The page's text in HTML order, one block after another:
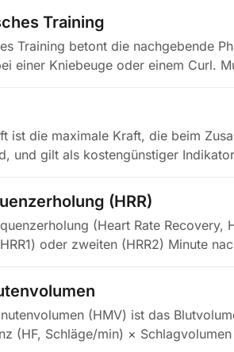
Training
Training betont die nachgebende
einer Kniebeuge oder einem Curl.
ist die maximale Kraft, die beim
und gilt als kostengünstiger
(HRR)
(Heart Rate Recovery,
oder zweiten (HRR2) Minute
(HMV) ist das
(HF, Schläge/min) ×